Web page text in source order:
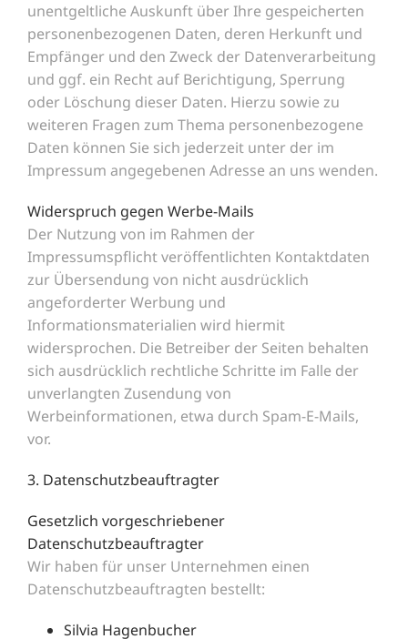
unentgeltliche Auskunft über Ihre gespeicherten
personenbezogenen Daten, deren Herkunft und
Empfänger und den Zweck der Datenverarbeitung
und ggf. ein Recht auf Berichtigung, Sperrung
oder Löschung dieser Daten. Hierzu sowie zu
weiteren Fragen zum Thema personenbezogene
Daten können Sie sich jederzeit unter der im
Impressum angegebenen Adresse an uns wenden.
Widerspruch gegen Werbe-Mails
Der Nutzung von im Rahmen der
Impressumspflicht veröffentlichten Kontaktdaten
zur Übersendung von nicht ausdrücklich
angeforderter Werbung und
Informationsmaterialien wird hiermit
widersprochen. Die Betreiber der Seiten behalten
sich ausdrücklich rechtliche Schritte im Falle der
unverlangten Zusendung von
Werbeinformationen, etwa durch Spam-E-Mails,
vor.
3. Datenschutzbeauftragter
Gesetzlich vorgeschriebener
Datenschutzbeauftragter
Wir haben für unser Unternehmen einen
Datenschutzbeauftragten bestellt:
Silvia Hagenbucher